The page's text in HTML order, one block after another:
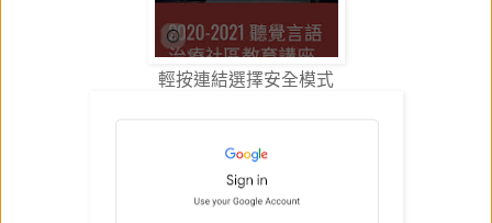
輕按連結選擇安全模式